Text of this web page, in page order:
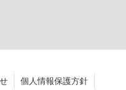
個人情報保護方針